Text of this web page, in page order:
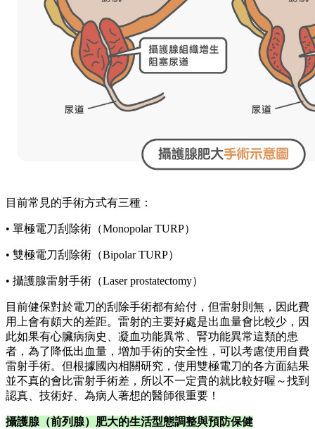
目前常見的手術方式有三種：
• 單極電刀刮除術（Monopolar TURP）
• 雙極電刀刮除術（Bipolar TURP）
• 攝護腺雷射手術（Laser prostatectomy）
目前健保對於電刀的刮除手術都有給付，但雷射則無，因此費
用上會有頗大的差距。雷射的主要好處是出血量會比較少，因
此如果有心臟病病史、凝血功能異常、腎功能異常這類的患
者，為了降低出血量，增加手術的安全性，可以考慮使用自費
雷射手術。但根據國內相關研究，使用雙極電刀的各方面結果
並不真的會比雷射手術差，所以不一定貴的就比較好喔～找到
認真、技術好、為病人著想的醫師很重要！
攝護腺（前列腺）肥大的生活型態調整與預防保健